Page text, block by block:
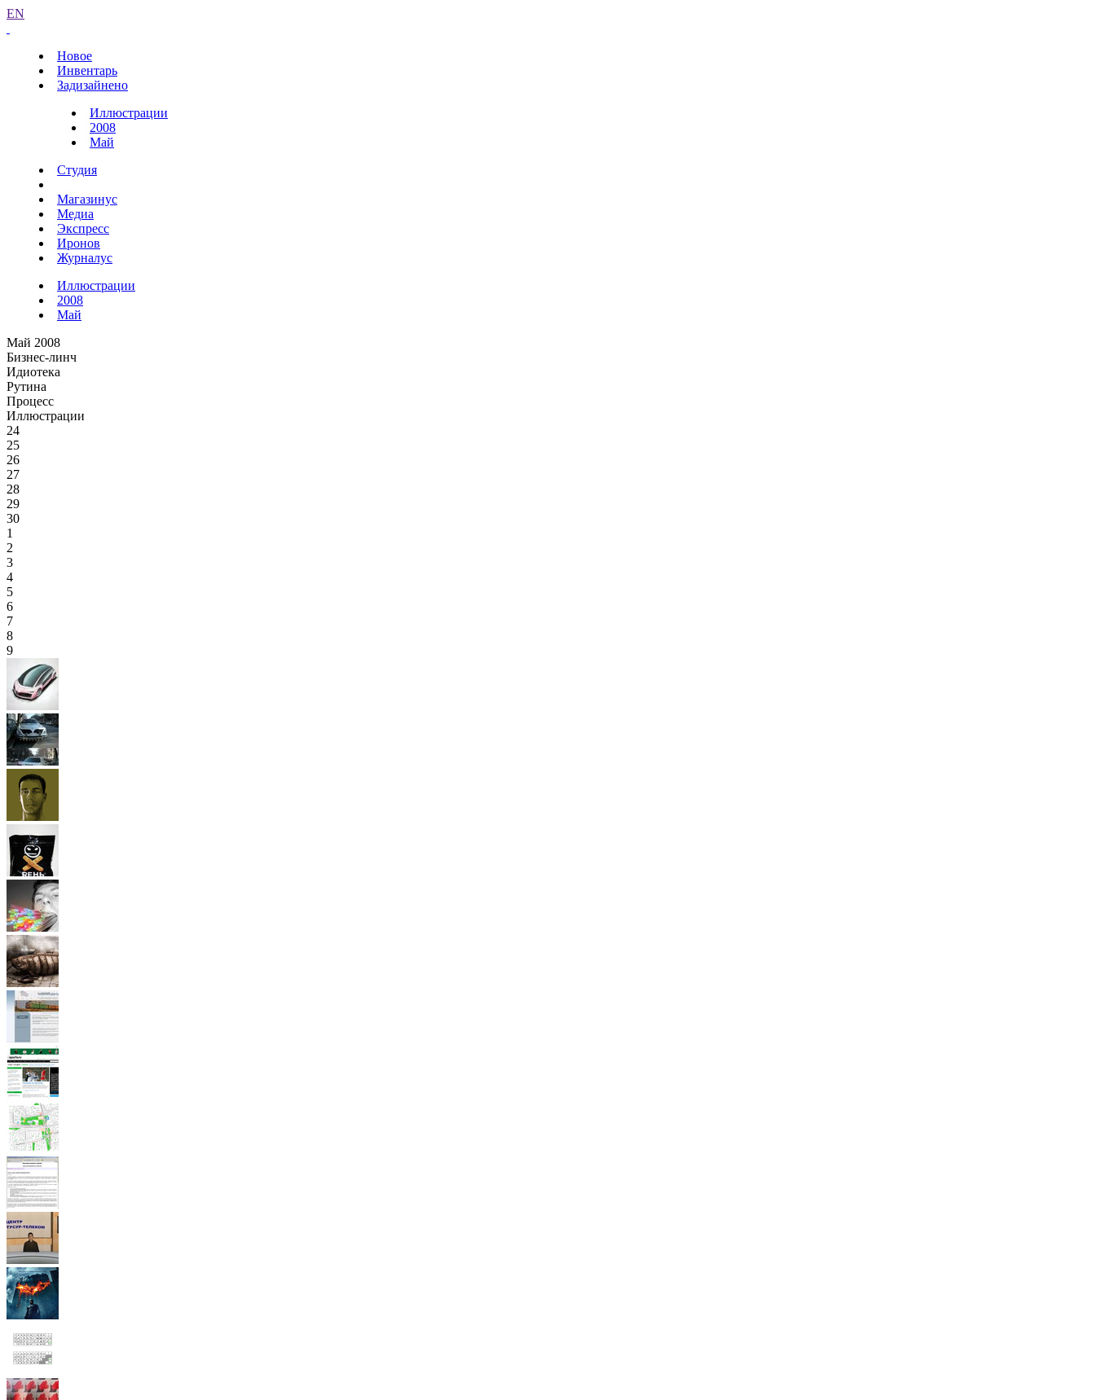
EN
Новое
Инвентарь
Задизайнено
Иллюстрации
2008
Май
Студия
Магазинус
Медиа
Экспресс
Иронов
Журналус
Иллюстрации
2008
Май
Май 2008
Бизнес-линч
Идиотека
Рутина
Процесс
Иллюстрации
24
25
26
27
28
29
30
1
2
3
4
5
6
7
8
9